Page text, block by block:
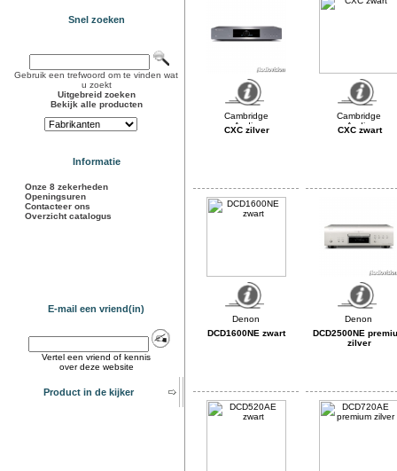
Snel zoeken
Gebruik een trefwoord om te vinden wat
u zoekt
Uitgebreid zoeken
Bekijk alle producten
Informatie
Onze 8 zekerheden
Openingsuren
Contacteer ons
Overzicht catalogus
E-mail een vriend(in)
Vertel een vriend of kennis
over deze website
Product in de kijker
CXC zilver CXC zwart
DCD1600NE zwart
DCD2500NE
zilver